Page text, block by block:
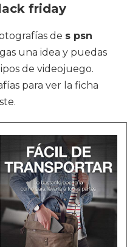
friday
de s psn
una idea y puedas
de videojuego.
para ver la ficha